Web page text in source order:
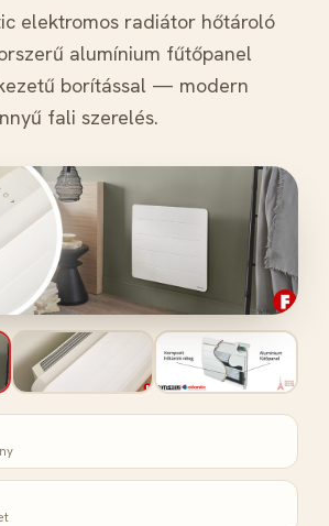
elektromos radiátor hőtároló
alumínium fűtőpanel
borítással — modern
fali szerelés.